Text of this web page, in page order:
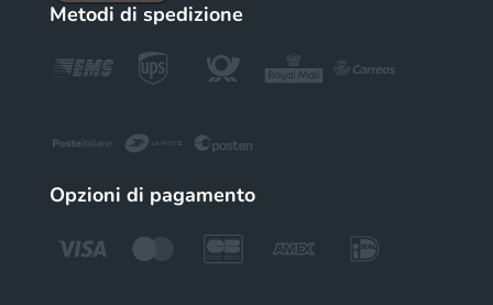
Metodi di spedizione
Opzioni di pagamento